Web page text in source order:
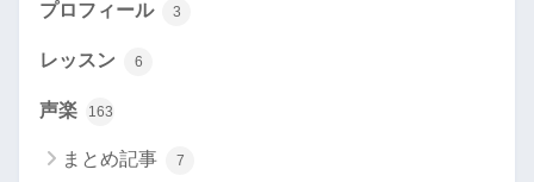
プロフィール 3
レッスン 6
声楽 163
まとめ記事 7